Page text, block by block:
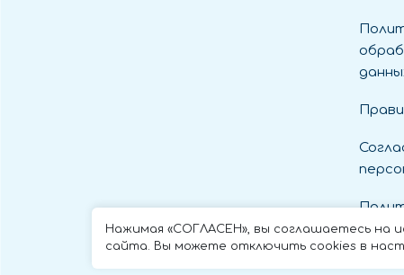
Нажимая «СОГЛАСЕН», вы соглашаетесь на
сайта. Вы можете отключить cookies в